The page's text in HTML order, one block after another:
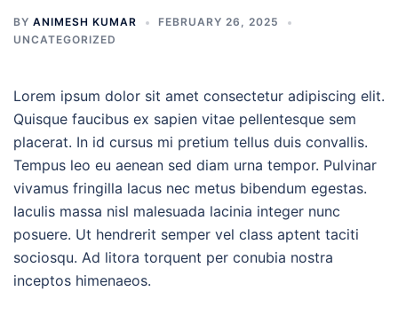
BY ANIMESH KUMAR
FEBRUARY 26, 2025
UNCATEGORIZED
Lorem ipsum dolor sit amet consectetur adipiscing elit.
Quisque faucibus ex sapien vitae pellentesque sem
placerat. In id cursus mi pretium tellus duis convallis.
Tempus leo eu aenean sed diam urna tempor. Pulvinar
vivamus fringilla lacus nec metus bibendum egestas.
Iaculis massa nisl malesuada lacinia integer nunc
posuere. Ut hendrerit semper vel class aptent taciti
sociosqu. Ad litora torquent per conubia nostra
inceptos himenaeos.